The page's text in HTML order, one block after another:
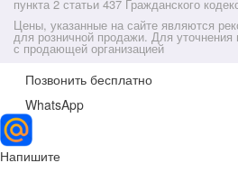
пункта 2 статьи 437 Гражданского
Цены, указанные на сайте являются
для розничной продажи. Для уточнения
с продающей организацией
Позвонить бесплатно
WhatsApp
Напишите